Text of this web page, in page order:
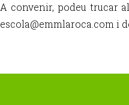
A convenir, podeu trucar
escola@emmlaroca.com i